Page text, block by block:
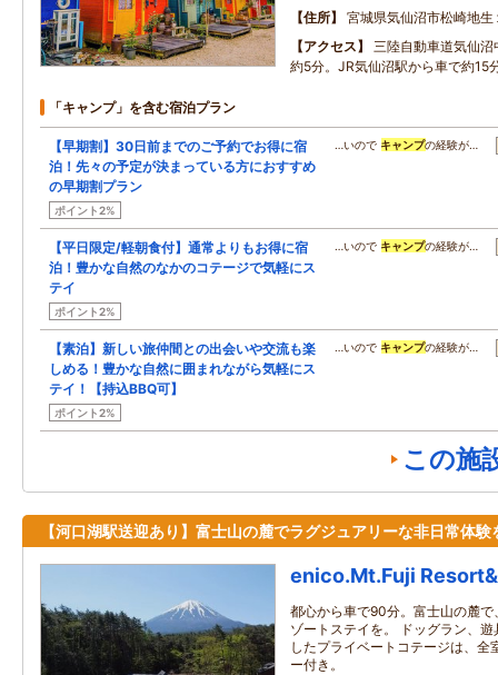
住所
宮城県気仙沼市松崎地生
アクセス
三陸自動車道気仙
約5分。JR気仙沼駅から車で約15
「キャンプ」を含む宿泊プラン
【早期割】30日前までのご予約でお得に宿
泊！先々の予定が決まっている方におすすめ
の早期割プラン
ポイント2%
…いので キャンプの経験が…
【平日限定/軽朝食付】通常よりもお得に宿
泊！豊かな自然のなかのコテージで気軽にス
テイ
ポイント2%
…いので キャンプの経験が…
【素泊】新しい旅仲間との出会いや交流も楽
しめる！豊かな自然に囲まれながら気軽にス
テイ！【持込BBQ可】
ポイント2%
…いので キャンプの経験が…
この施
【河口湖駅送迎あり】富士山の麓でラグジュアリーな非日常体験
enico.Mt.Fuji
都心から車で90分。富士山の麓
ゾートステイを。 ドッグラン、
したプライベートコテージは、全
ー付き。